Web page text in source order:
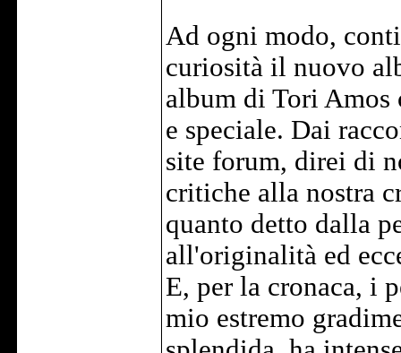
Ad ogni modo,
curiosità il nuovo
album di Tori Amos
e speciale. Dai
site forum, direi di
critiche alla nostra
quanto detto dalla
all'originalità ed
E, per la cronaca, i
mio estremo